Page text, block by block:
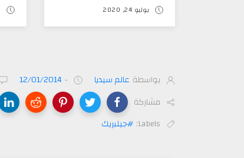
يوليو 24, 2020
بواسطة عالم سيديا -
12/01/2014
مشاركة
Labels: #جيلبريك